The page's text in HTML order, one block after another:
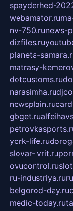
spayderhed-
webamator.ru
nv-750.runews-
dizfiles.ru
planeta-
matrasy-
dotcustoms.ru
narasimha.ru
newsplain.ru
gbget.ru
york-life.ru
slovar-ivrit.ru
ovucontrol.ru
ru-industriya.ru
belgorod-day.ru
medic-today.ru